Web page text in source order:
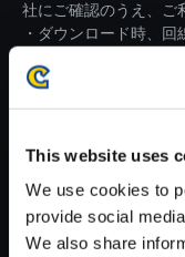
This website uses
We use cookies to
provide social
We also share
社にご確認のうえ、ご
・ダウンロード時、
※ご購入いただいたフ